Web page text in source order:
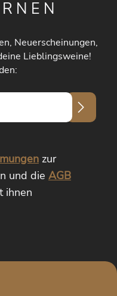
Neuerscheinungen,
Lieblingsweine!
zur
und die AGB
ihnen